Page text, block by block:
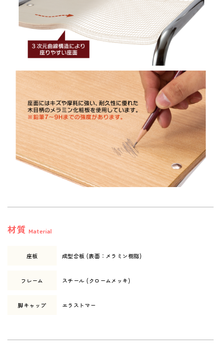
材質 Material
座板 成型合板 (表面：メラミン樹脂)
フレーム スチール (クロームメッキ)
脚キャップ エラストマー